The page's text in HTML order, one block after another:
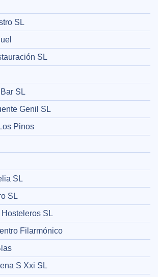
SL
SL
SL
Genil SL
Pinos
SL
SL
SL
Filarmónico
S Xxi SL